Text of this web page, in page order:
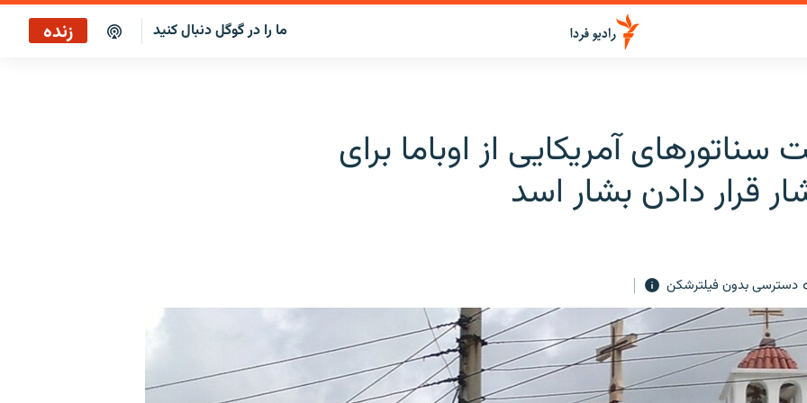
ما را در گوگل دنبال کنید زنده
آمریکایی از اوباما برای
قرار دادن بشار اسد
دسترسی بدون فیلترشکن